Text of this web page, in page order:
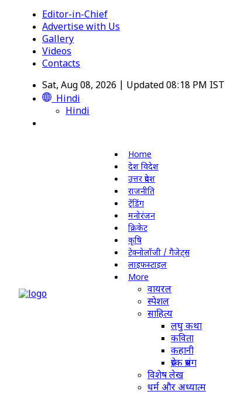
Editor-in-Chief
Advertise with Us
Gallery
Videos
Contacts
Sat, Aug 08, 2026 | Updated 08:18 PM IST
Hindi
Hindi
Home
देश विदेश
उत्तर प्रदेश
राजनीति
ट्रेंडिंग
मनोरंजन
क्रिकेट
कृषि
टेक्नोलॉजी / गैजेट्स
लाइफस्टाइल
More
वायरल
स्पेशल
साहित्य
लघु कथा
कविता
कहानी
प्रेरक प्रसंग
विशेष लेख
धर्म और अध्यात्म